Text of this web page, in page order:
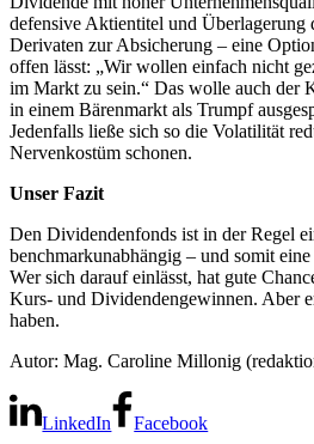
defensive Aktientitel und Überlagerung
Derivaten zur Absicherung – eine
offen lässt: „Wir wollen einfach nicht
im Markt zu sein.“ Das wolle auch der
in einem Bärenmarkt als Trumpf
Jedenfalls ließe sich so die Volatilität
Nervenkostüm schonen.
Unser Fazit
Den Dividendenfonds ist in der Regel
benchmarkunabhängig – und somit
Wer sich darauf einlässt, hat gute
Kurs- und Dividendengewinnen. Aber
haben.
Autor: Mag. Caroline Millonig
LinkedIn Facebook